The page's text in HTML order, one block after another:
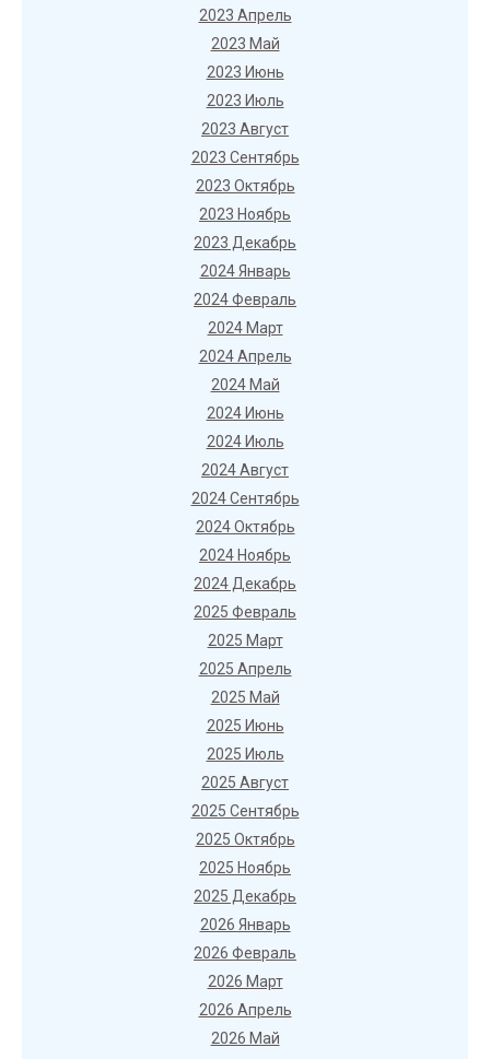
2023 Апрель
2023 Май
2023 Июнь
2023 Июль
2023 Август
2023 Сентябрь
2023 Октябрь
2023 Ноябрь
2023 Декабрь
2024 Январь
2024 Февраль
2024 Март
2024 Апрель
2024 Май
2024 Июнь
2024 Июль
2024 Август
2024 Сентябрь
2024 Октябрь
2024 Ноябрь
2024 Декабрь
2025 Февраль
2025 Март
2025 Апрель
2025 Май
2025 Июнь
2025 Июль
2025 Август
2025 Сентябрь
2025 Октябрь
2025 Ноябрь
2025 Декабрь
2026 Январь
2026 Февраль
2026 Март
2026 Апрель
2026 Май